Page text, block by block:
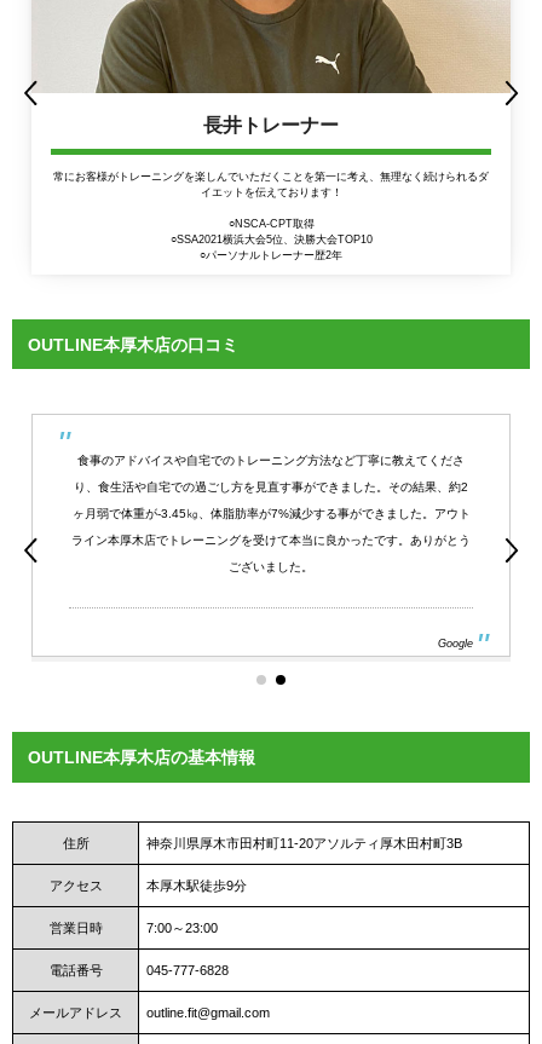
長井トレーナー
常にお客様がトレーニングを楽しんでいただくことを第一に考え、無理なく続けられるダ
イエットを伝えております！
○NSCA-CPT取得
○SSA2021横浜大会5位、決勝大会TOP10
○パーソナルトレーナー歴2年
OUTLINE本厚木店の口コミ
食事のアドバイスや自宅でのトレーニング方法など丁寧に教えてくださ
り、食生活や自宅での過ごし方を見直す事ができました。その結果、約2
ヶ月弱で体重が-3.45㎏、体脂肪率が7%減少する事ができました。アウト
ライン本厚木店でトレーニングを受けて本当に良かったです。ありがとう
ございました。
Google
OUTLINE本厚木店の基本情報
住所 神奈川県厚木市田村町11-20アソルティ厚木田村町3B
アクセス 本厚木駅徒歩9分
営業日時 7:00～23:00
電話番号 045-777-6828
メールアドレス outline.fit@gmail.com